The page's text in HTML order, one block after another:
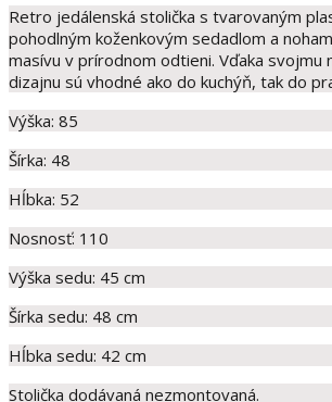
Retro jedálenská stolička s tvarovaným
pohodlným koženkovým sedadlom a
masívu v prírodnom odtieni. Vďaka svojmu
dizajnu sú vhodné ako do kuchýň, tak do
Výška: 85
Šírka: 48
Hĺbka: 52
Nosnosť: 110
Výška sedu: 45 cm
Šírka sedu: 48 cm
Hĺbka sedu: 42 cm
Stolička dodávaná nezmontovaná.